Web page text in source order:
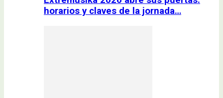
horarios y claves de la jornada…